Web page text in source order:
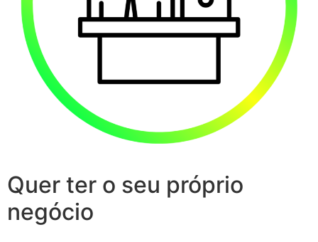
Quer ter o seu próprio
negócio